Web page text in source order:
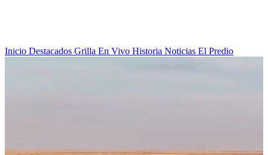
Inicio Destacados Grilla En Vivo Historia Noticias El Predio